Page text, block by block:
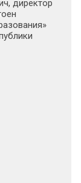
директор